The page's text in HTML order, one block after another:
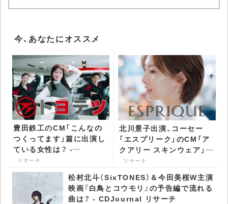
今、あなたにオススメ
豊田鉄工のCM「こんなの
つくってます」篇に出演し
ている女性は？ -
CDJournal リサーチ
リサーチ
北川景子出演、コーセー
「エスプリーク」のCM「ア
クアリー スキンウェア」篇
で流れる曲は？ -
CDJournal リサーチ
リサーチ
松村北斗（SixTONES）＆今田美桜W主演
映画『白鳥とコウモリ』の予告編で流れる
曲は？ - CDJournal リサーチ